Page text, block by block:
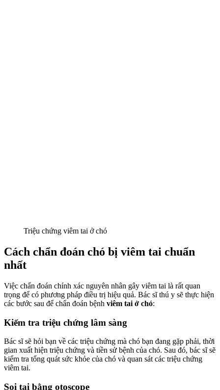
Triệu chứng viêm tai ở chó
Cách chẩn đoán chó bị viêm tai chuẩn
nhất
Việc chẩn đoán chính xác nguyên nhân gây viêm tai là rất quan
trọng để có phương pháp điều trị hiệu quả. Bác sĩ thú y sẽ thực hiện
các bước sau để chẩn đoán bệnh viêm tai ở chó:
Kiểm tra triệu chứng lâm sàng
Bác sĩ sẽ hỏi bạn về các triệu chứng mà chó bạn đang gặp phải, thời
gian xuất hiện triệu chứng và tiền sử bệnh của chó. Sau đó, bác sĩ sẽ
kiểm tra tổng quát sức khỏe của chó và quan sát các triệu chứng
viêm tai.
Soi tai bằng otoscope